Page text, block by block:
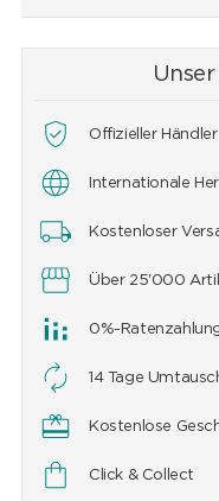
Offizieller Händler
Internationale
Kostenloser
Über 25'000
0%-
14 Tage
Kostenlose
Click & Collect